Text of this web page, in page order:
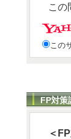
この
この
FP対策
＜